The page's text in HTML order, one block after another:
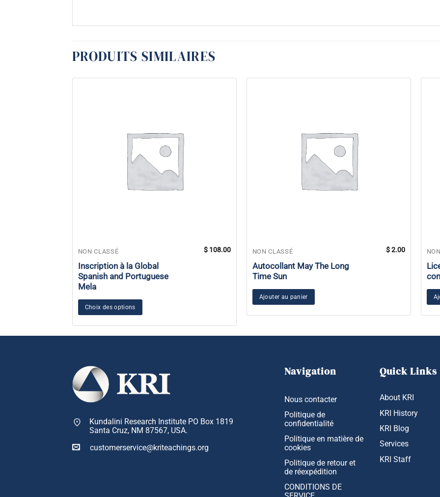
PRODUITS SIMILAIRES
NON CLASSÉ
Inscription à la Global
Spanish and Portuguese
Mela
$ 108.00
Choix des options
NON CLASSÉ
Autocollant May The Long
Time Sun
$2.00
Ajouter au panier
Kundalini Research Institute PO Box 1819
Santa Cruz, NM 87567, USA.
customerservice@kriteachings.org
Navigation
Nous contacter
Politique de
confidentialité
Politique en matière de
cookies
Politique de retour et
de réexpédition
CONDITIONS DE
Quick Links
About KRI
KRI History
KRI Blog
Services
KRI Staff